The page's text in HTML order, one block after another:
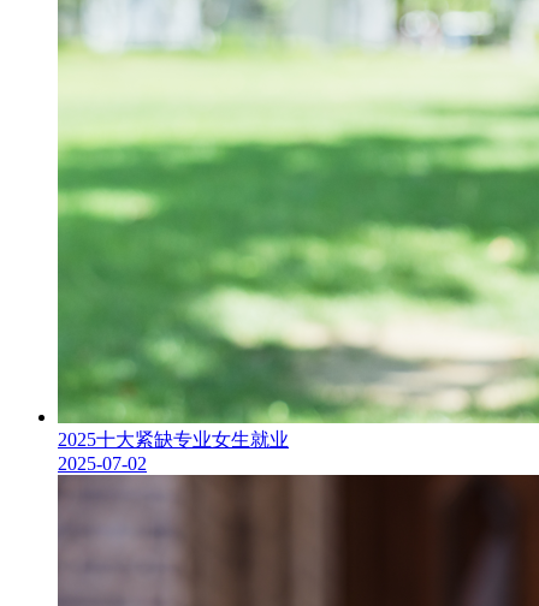
2025十大紧缺专业女生就业
2025-07-02